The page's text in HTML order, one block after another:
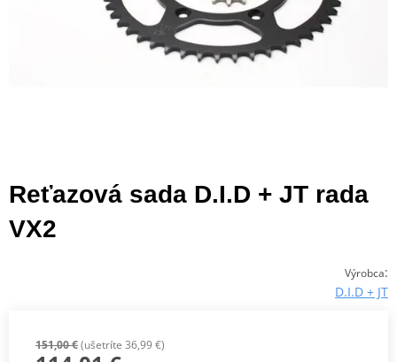
Reťazová sada D.I.D + JT rada
VX2
Výrobca:
D.I.D + JT
151,00 €(ušetríte 36,99 €)